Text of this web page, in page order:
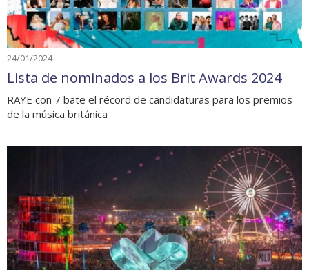
24/01/2024
Lista de nominados a los Brit Awards 2024
RAYE con 7 bate el récord de candidaturas para los premios
de la música británica